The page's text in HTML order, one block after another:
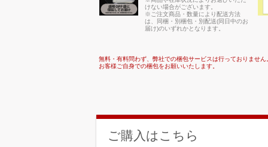
けない場合がございます。
※ご注文商品・数量により配送方法
は、同梱・別梱包・別配送(同日中のお
届け)のいずれかとなります。
無料・有料問わず、弊社での梱包サービスは行っておりません
お客様ご自身での梱包をお願いいたします。
ご購入はこちら